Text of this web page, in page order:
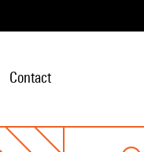
Contact